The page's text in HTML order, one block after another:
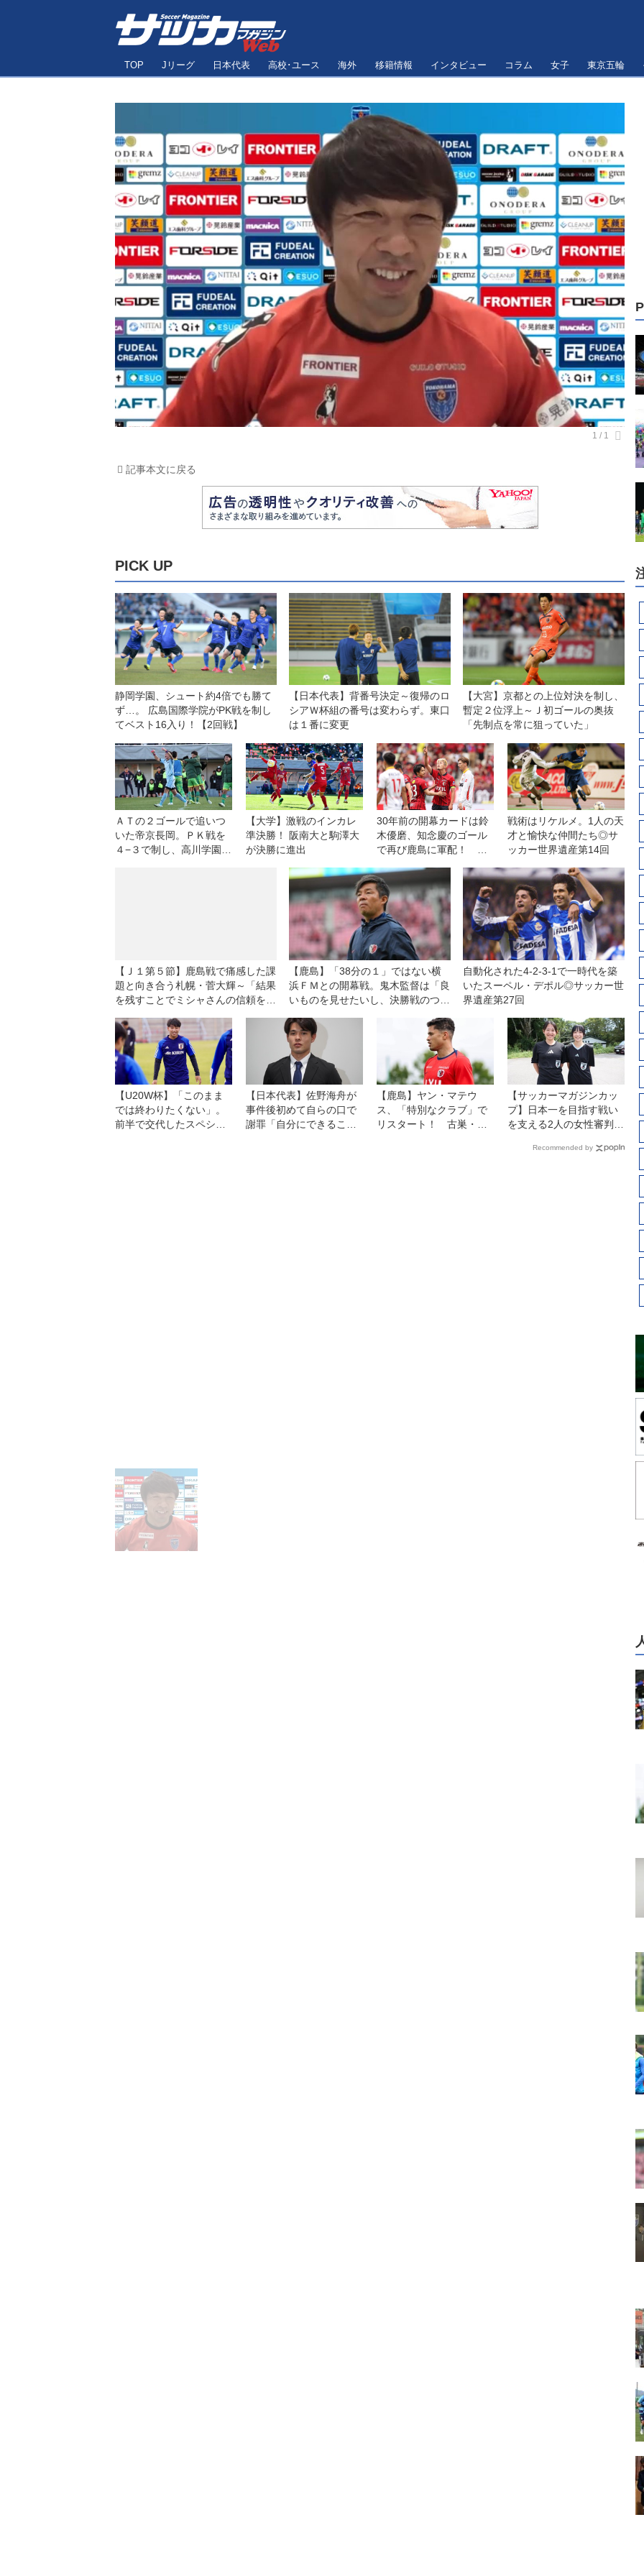
TOP Jリーグ 日本代表 高校･ユース 海外 移籍情報 インタビュー コラム 女子 東京五輪
記事本文に戻る
PICK UP
静岡学園、シュート約4倍でも勝て
ず…。 広島国際学院がPK戦を制し
てベスト16入り！【2回戦】
【日本代表】背番号決定～復帰のロ
シアＷ杯組の番号は変わらず。東口
は１番に変更
【大宮】京都との上位対決を制し、
暫定２位浮上～Ｊ初ゴールの奥抜
「先制点を常に狙っていた」
ＡＴの２ゴールで追いつ
いた帝京長岡。ＰＫ戦を
４−３で制し、高川学園に
【大学】激戦のインカレ
準決勝！ 阪南大と駒澤大
が決勝に進出
30年前の開幕カードは鈴
木優磨、知念慶のゴール
で再び鹿島に軍配！ 名
【J1第13節】
戦術はリケルメ。1人の天
才と愉快な仲間たち◎サ
ッカー世界遺産第14回
【Ｊ１第５節】鹿島戦で痛感した課
題と向き合う札幌・菅大輝～「結果
を残すことでミシャさんの信頼を得
【鹿島】「38分の１」ではない横
浜ＦＭとの開幕戦。鬼木監督は「良
いものを見せたいし、決勝戦のつも
自動化された4-2-3-1で一時代を築
いたスーペル・デポル◎サッカー世
界遺産第27回
【U20W杯】「このまま
では終わりたくない」。
前半で交代したスペシャ
【日本代表】佐野海舟が
事件後初めて自らの口で
謝罪「自分にできること
【鹿島】ヤン・マテウ
ス、「特別なクラブ」で
リスタート！ 古巣・横
【サッカーマガジンカッ
プ】日本一を目指す戦い
を支える2人の女性審判
Recommended by